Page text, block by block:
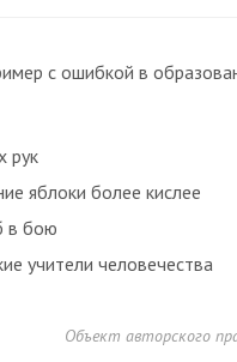
с ошибкой в
рук
яблоки более кислее
в бою
учители человечества
Объект авторского